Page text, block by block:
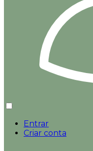
Entrar
Criar conta